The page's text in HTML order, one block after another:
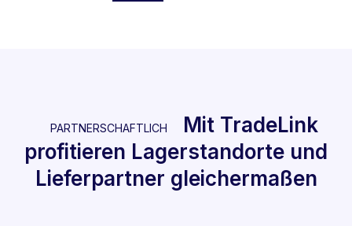
PARTNERSCHAFTLICH
Mit TradeLink
profitieren Lagerstandorte und
Lieferpartner gleichermaßen